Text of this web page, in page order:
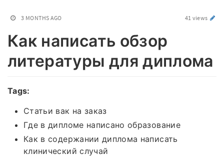
3 MONTHS AGO 41 views
Как написать обзор
литературы для диплома
Tags:
Статьи вак на заказ
Где в дипломе написано образование
Как в содержании диплома написать
клинический случай